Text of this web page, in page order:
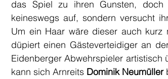
das Spiel zu ihren Gunsten,
keineswegs auf, sondern versucht
Um ein Haar wäre dieser auch kurz
düpiert einen Gästeverteidiger an
Eidenberger Abwehrspieler
kann sich Arnreits Dominik Neumüller